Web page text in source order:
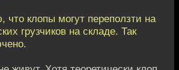
клопы могут переползти на
грузчиков на складе. Так